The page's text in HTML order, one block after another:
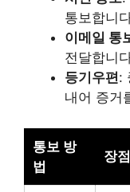
통보합니
이메일 통
전달합니
등기우편:
내어 증거
통보 방
법
장점